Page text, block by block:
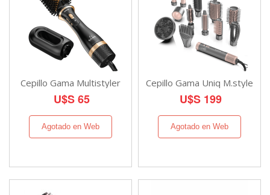
Cepillo Gama Multistyler
U$S 65
Agotado en Web
Cepillo Gama Uniq M.style
U$S 199
Agotado en Web